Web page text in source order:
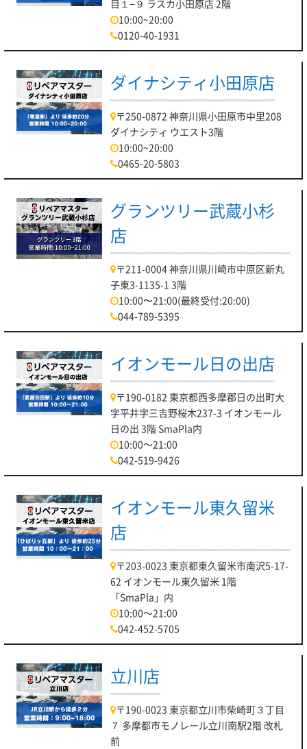
目１−９ ラスカ小田原店 2階
10:00~20:00
0120-40-1931
ダイナシティ小田原店
〒250-0872 神奈川県小田原市中里208
ダイナシティ ウエスト3階
10:00~20:00
0465-20-5803
グランツリー武蔵小杉
店
〒211-0004 神奈川県川崎市中原区新丸
子東3-1135-1 3階
10:00〜21:00(最終受付:20:00)
044-789-5395
イオンモール日の出店
〒190-0182 東京都西多摩郡日の出町大
字平井字三吉野桜木237-3 イオンモール
日の出 3階 SmaPla内
10:00～21:00
042-519-9426
イオンモール東久留米
店
〒203-0023 東京都東久留米市南沢5-17-
62 イオンモール東久留米 1階
「SmaPla」内
10:00～21:00
042-452-5705
立川店
〒190-0023 東京都立川市柴崎町３丁目
７ 多摩都市モノレール立川南駅2階 改札
前